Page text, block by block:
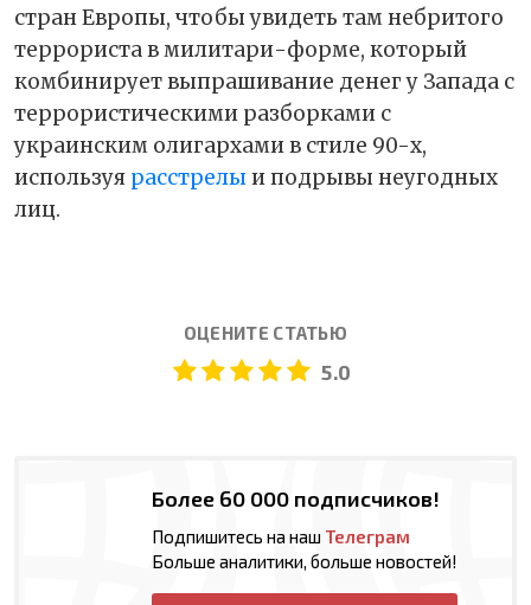
стран Европы, чтобы увидеть там небритого
террориста в милитари-форме, который
комбинирует выпрашивание денег у Запада с
террористическими разборками с
украинским олигархами в стиле 90-х,
используя расстрелыи подрывы неугодных
лиц.
ОЦЕНИТЕ СТАТЬЮ
5.0
Более 60 000 подписчиков!
Подпишитесь на наш Телеграм
Больше аналитики, больше новостей!